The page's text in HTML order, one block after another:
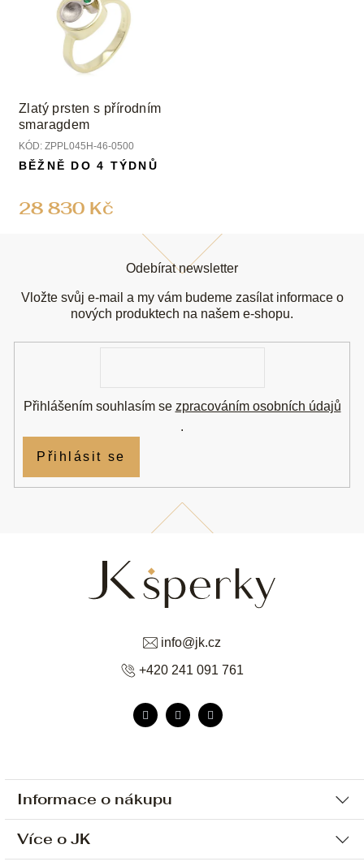
Zlatý prsten s přírodním
smaragdem
KÓD: ZPPL045H-46-0500
28 830 Kč
BĚŽNĚ DO 4 TÝDNŮ
Informace o nákupu
Ochrana osobních údajů
Více o JK
info@jk.cz
+420 241 091 761
Odebírat newsletter
Vložte svůj e-mail a my vám budeme zasílat informace o
nových produktech na našem e-shopu.
Přihlášením souhlasím se zpracováním osobních údajů
.
Přihlásit se